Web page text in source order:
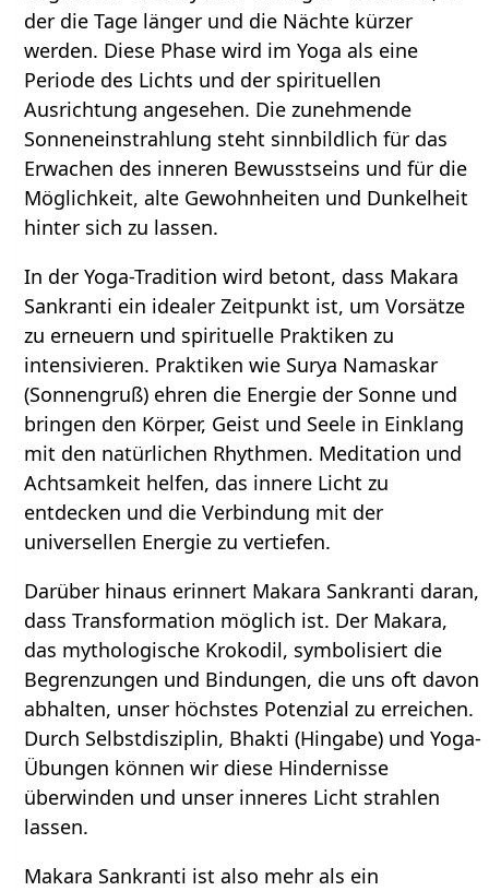
der die Tage länger und die Nächte kürzer
werden. Diese Phase wird im Yoga als eine
Periode des Lichts und der spirituellen
Ausrichtung angesehen. Die zunehmende
Sonneneinstrahlung steht sinnbildlich für das
Erwachen des inneren Bewusstseins und für die
Möglichkeit, alte Gewohnheiten und Dunkelheit
hinter sich zu lassen.
In der Yoga-Tradition wird betont, dass Makara
Sankranti ein idealer Zeitpunkt ist, um Vorsätze
zu erneuern und spirituelle Praktiken zu
intensivieren. Praktiken wie Surya Namaskar
(Sonnengruß) ehren die Energie der Sonne und
bringen den Körper, Geist und Seele in Einklang
mit den natürlichen Rhythmen. Meditation und
Achtsamkeit helfen, das innere Licht zu
entdecken und die Verbindung mit der
universellen Energie zu vertiefen.
Darüber hinaus erinnert Makara Sankranti daran,
dass Transformation möglich ist. Der Makara,
das mythologische Krokodil, symbolisiert die
Begrenzungen und Bindungen, die uns oft davon
abhalten, unser höchstes Potenzial zu erreichen.
Durch Selbstdisziplin, Bhakti (Hingabe) und Yoga-
Übungen können wir diese Hindernisse
überwinden und unser inneres Licht strahlen
lassen.
Makara Sankranti ist also mehr als ein